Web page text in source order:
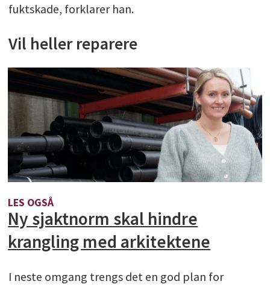
fuktskade, forklarer han.
Vil heller reparere
LES OGSÅ
Ny sjaktnorm skal hindre
krangling med arkitektene
I neste omgang trengs det en god plan for